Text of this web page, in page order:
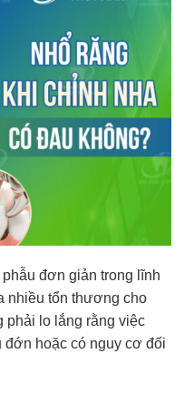
đơn giản trong lĩnh
nhiều tổn thương cho
phải lo lắng rằng việc
đớn hoặc có nguy cơ đối